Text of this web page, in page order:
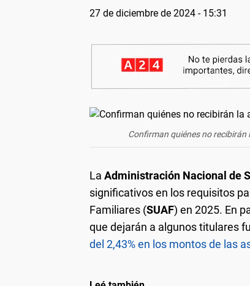
27 de diciembre de 2024 - 15:31
Confirman quiénes no recibirán
La Administración Nacional de
significativos en los requisitos
Familiares (SUAF) en 2025. En
que dejarán a algunos titulares
del 2,43% en los montos de las